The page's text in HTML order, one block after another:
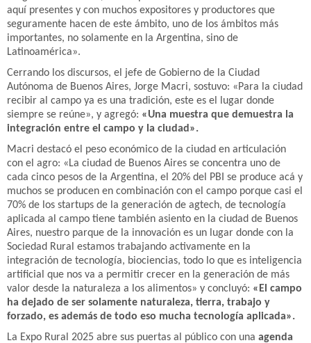
aquí presentes y con muchos expositores y productores que
seguramente hacen de este ámbito, uno de los ámbitos más
importantes, no solamente en la Argentina, sino de
Latinoamérica».
Cerrando los discursos, el jefe de Gobierno de la Ciudad
Autónoma de Buenos Aires, Jorge Macri, sostuvo: «Para la ciudad
recibir al campo ya es una tradición, este es el lugar donde
siempre se reúne», y agregó: «Una muestra que demuestra la
integración entre el campo y la ciudad».
Macri destacó el peso económico de la ciudad en articulación
con el agro: «La ciudad de Buenos Aires se concentra uno de
cada cinco pesos de la Argentina, el 20% del PBI se produce acá y
muchos se producen en combinación con el campo porque casi el
70% de los startups de la generación de agtech, de tecnología
aplicada al campo tiene también asiento en la ciudad de Buenos
Aires, nuestro parque de la innovación es un lugar donde con la
Sociedad Rural estamos trabajando activamente en la
integración de tecnología, biociencias, todo lo que es inteligencia
artificial que nos va a permitir crecer en la generación de más
valor desde la naturaleza a los alimentos» y concluyó: «El campo
ha dejado de ser solamente naturaleza, tierra, trabajo y
forzado, es además de todo eso mucha tecnología aplicada».
La Expo Rural 2025 abre sus puertas al público con una agenda